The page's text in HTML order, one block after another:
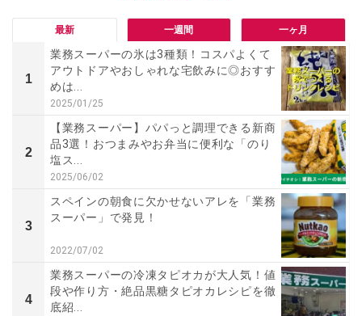
最新 一週間 一ヶ月
1
業務スーパーの氷は3種類！コスパよくて
アウトドアやおしゃれな宅飲みに◎おすす
めは...
2025/01/25
2
【業務スーパー】パパっと調理できる新商
品3選！おつまみやお弁当に便利な「のり
塩ス...
2025/06/02
3
スペインの朝食に欠かせないアレを「業務
スーパー」で発見！
2022/07/02
4
業務スーパーの冷凍タピオカが大人気！値
段や作り方・絶品黒糖タピオカレシピを徹
底紹...